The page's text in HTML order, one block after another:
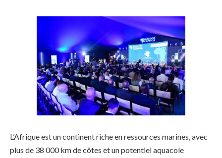
L’Afrique est un continent riche en ressources marines, avec
plus de 38 000 km de côtes et un potentiel aquacole